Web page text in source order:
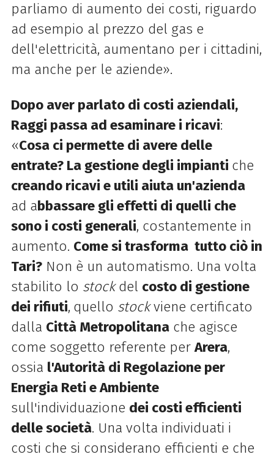
parliamo di aumento dei costi, riguardo
ad esempio al prezzo del gas e
dell'elettricità, aumentano per i cittadini,
ma anche per le aziende».
Dopo aver parlato di costi aziendali,
Raggi passa ad esaminare i ricavi:
«Cosa ci permette di avere delle
entrate? La gestione degli impianti che
creando ricavi e utili aiuta un'azienda
ad abbassare gli effetti di quelli che
sono i costi generali, costantemente in
aumento. Come si trasforma tutto ciò in
Tari?Non è un automatismo. Una volta
stabilito lo stockdel costo di gestione
dei rifiuti, quello stockviene certificato
dalla Città Metropolitanache agisce
come soggetto referente perArera,
ossia l'Autorità di Regolazione per
Energia Reti e Ambiente
sull'individuazione dei costi efficienti
delle società. Una volta individuati i
costi che si considerano efficienti e che